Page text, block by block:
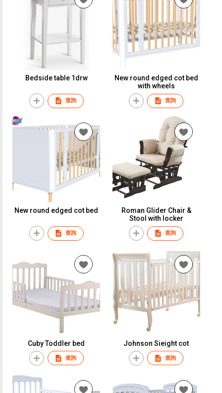
Bedside table 1drw
查詢
New round edged cot bed
with wheels
查詢
New round edged cot bed
查詢
Roman Glider Chair &
Stool with locker
查詢
Cuby Toddler bed
查詢
Johnson Sieight cot
查詢